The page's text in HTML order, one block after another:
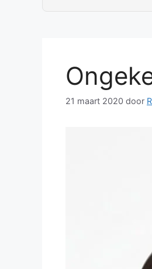
21 maart 2020 door